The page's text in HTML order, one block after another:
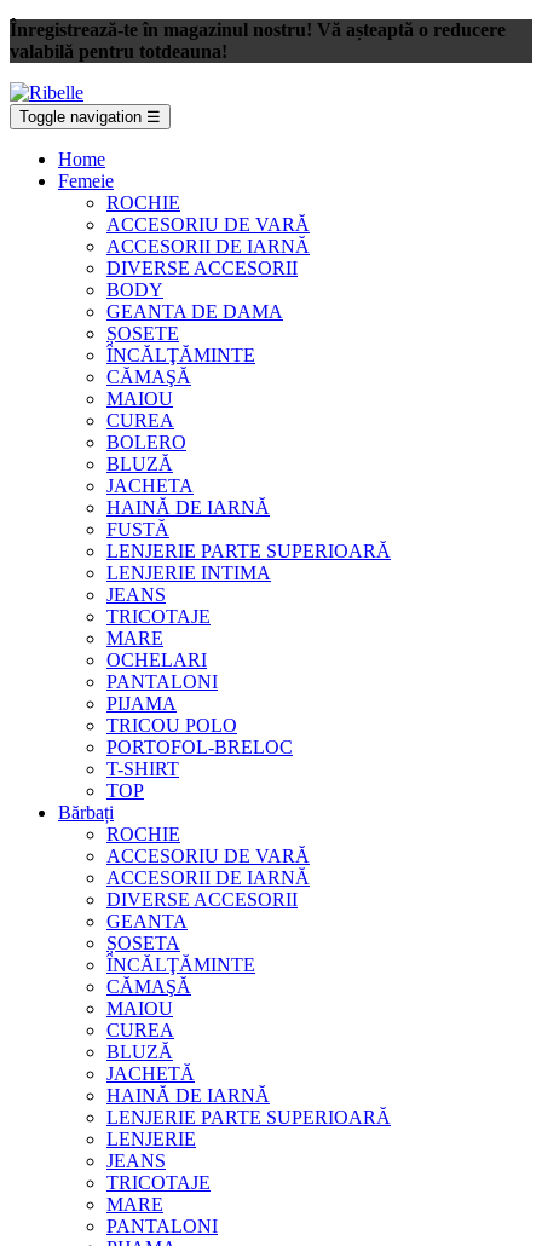
Înregistrează-te în magazinul nostru! Vă așteaptă o reducere
valabilă pentru totdeauna!
Toggle navigation ☰
Home
Femeie
ROCHIE
ACCESORIU DE VARĂ
ACCESORII DE IARNĂ
DIVERSE ACCESORII
BODY
GEANTA DE DAMA
ȘOSETE
ÎNCĂLŢĂMINTE
CĂMAŞĂ
MAIOU
CUREA
BOLERO
BLUZĂ
JACHETA
HAINĂ DE IARNĂ
FUSTĂ
LENJERIE PARTE SUPERIOARĂ
LENJERIE INTIMA
JEANS
TRICOTAJE
MARE
OCHELARI
PANTALONI
PIJAMA
TRICOU POLO
PORTOFOL-BRELOC
T-SHIRT
TOP
Bărbați
ROCHIE
ACCESORIU DE VARĂ
ACCESORII DE IARNĂ
DIVERSE ACCESORII
GEANTA
ȘOSETA
ÎNCĂLŢĂMINTE
CĂMAŞĂ
MAIOU
CUREA
BLUZĂ
JACHETĂ
HAINĂ DE IARNĂ
LENJERIE PARTE SUPERIOARĂ
LENJERIE
JEANS
TRICOTAJE
MARE
PANTALONI